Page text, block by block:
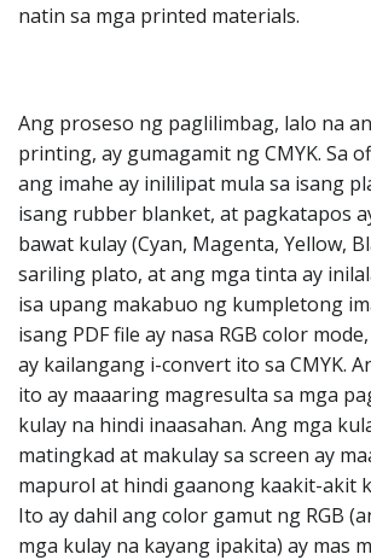
natin sa mga printed materials.
Ang proseso ng paglilimbag, lalo na
printing, ay gumagamit ng CMYK. Sa
ang imahe ay inililipat mula sa isang
isang rubber blanket, at pagkatapos
bawat kulay (Cyan, Magenta, Yellow,
sariling plato, at ang mga tinta ay
isa upang makabuo ng kumpletong
isang PDF file ay nasa RGB color
ay kailangang i-convert ito sa CMYK.
ito ay maaaring magresulta sa mga
kulay na hindi inaasahan. Ang mga
matingkad at makulay sa screen ay
mapurol at hindi gaanong kaakit-akit
Ito ay dahil ang color gamut ng RGB
mga kulay na kayang ipakita) ay mas